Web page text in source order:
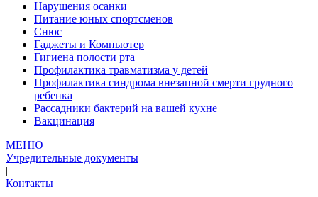
Нарушения осанки
Питание юных спортсменов
Снюс
Гаджеты и Компьютер
Гигиена полости рта
Профилактика травматизма у детей
Профилактика синдрома внезапной смерти грудного
ребенка
Рассадники бактерий на вашей кухне
Вакцинация
МЕНЮ
Учредительные документы
|
Контакты